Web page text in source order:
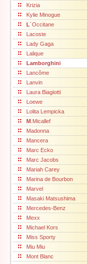
Krizia
Kylie Minogue
L´Occitane
Lacoste
Lady Gaga
Lalique
Lamborghini
Lancôme
Lanvin
Laura Biagiotti
Loewe
Lolita Lempicka
M .Micallef
Madonna
Mancera
Marc Ecko
Marc Jacobs
Mariah Carey
Marina de Bourbon
Marvel
Masaki Matsushima
Mercedes-Benz
Mexx
Michael Kors
Miss Sporty
Miu Miu
Mont Blanc